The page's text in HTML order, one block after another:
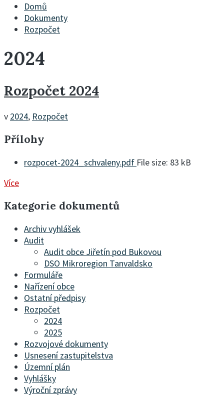
Domů
Dokumenty
Rozpočet
2024
Rozpočet 2024
v 2024, Rozpočet
Přílohy
rozpocet-2024_schvaleny.pdf File size: 83 kB
Více
Kategorie dokumentů
Archiv vyhlášek
Audit
Audit obce Jiřetín pod Bukovou
DSO Mikroregion Tanvaldsko
Formuláře
Nařízení obce
Ostatní předpisy
Rozpočet
2024
2025
Rozvojové dokumenty
Usnesení zastupitelstva
Územní plán
Vyhlášky
Výroční zprávy